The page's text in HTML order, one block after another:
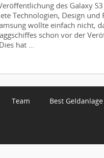
des Galaxy
Technologien, Design und
wollte einfach nicht,
schon vor der
hat ...
Team Best Geldanlage